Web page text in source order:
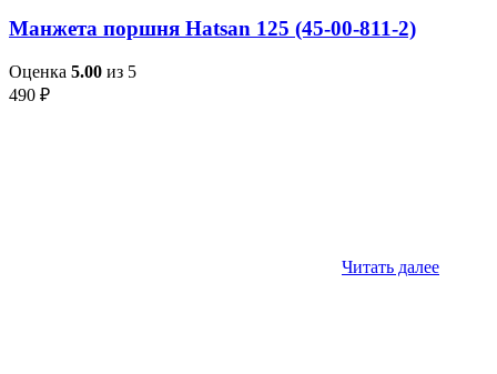
Манжета поршня Hatsan 125 (45-00-811-2)
Оценка 5.00 из 5
490 ₽
Читать далее